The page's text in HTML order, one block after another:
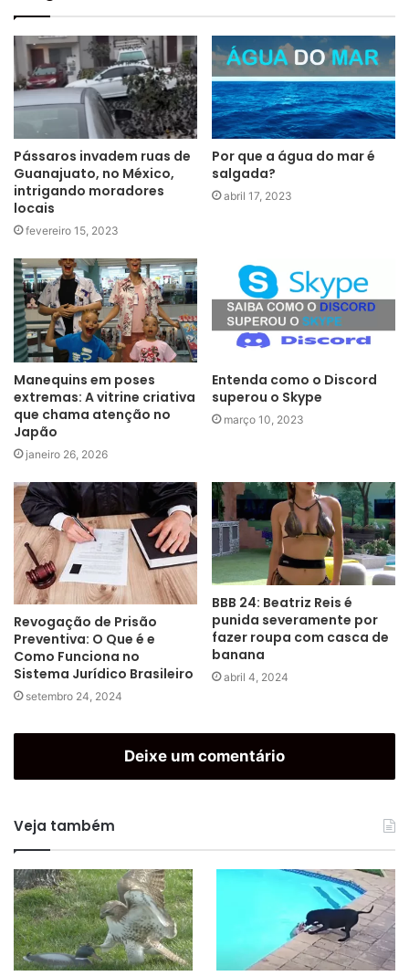
Pássaros invadem ruas de
Guanajuato, no México,
intrigando moradores
locais
fevereiro 15, 2023
Por que a água do mar é
salgada?
abril 17, 2023
Manequins em poses
extremas: A vitrine criativa
que chama atenção no
Japão
janeiro 26, 2026
Entenda como o Discord
superou o Skype
março 10, 2023
Revogação de Prisão
Preventiva: O Que é e
Como Funciona no
Sistema Jurídico Brasileiro
setembro 24, 2024
BBB 24: Beatriz Reis é
punida severamente por
fazer roupa com casca de
banana
abril 4, 2024
Deixe um comentário
Veja também